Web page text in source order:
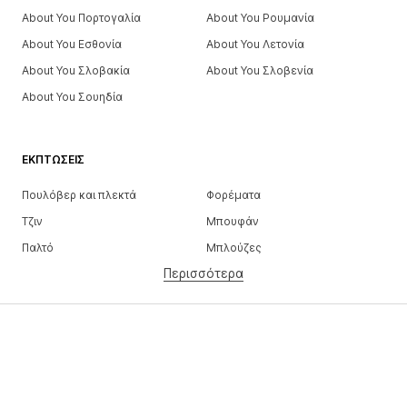
ΕΚΠΤΏΣΕΙΣ
Πουλόβερ και πλεκτά
Φορέματα
Τζιν
Μπουφάν
Παλτό
Μπλούζες
Εσώρουχα
Φούστες
Πουκάμισα και τουνίκ
Περισσότερα
About You Πορτογαλία
About You Ρουμανία
About You Εσθονία
About You Λετονία
About You Σλοβακία
About You Σλοβενία
About You Σουηδία